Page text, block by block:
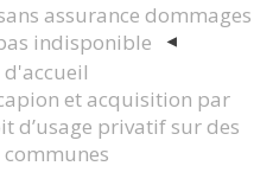
assurance dommages
indisponible
d'accueil
et acquisition par
d’usage privatif sur des